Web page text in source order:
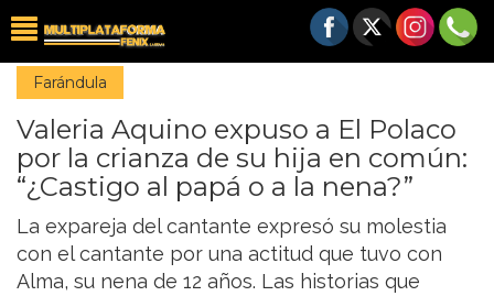
Farándula
Valeria Aquino expuso a El Polaco
por la crianza de su hija en común:
“¿Castigo al papá o a la nena?”
La expareja del cantante expresó su molestia
con el cantante por una actitud que tuvo con
Alma, su nena de 12 años. Las historias que